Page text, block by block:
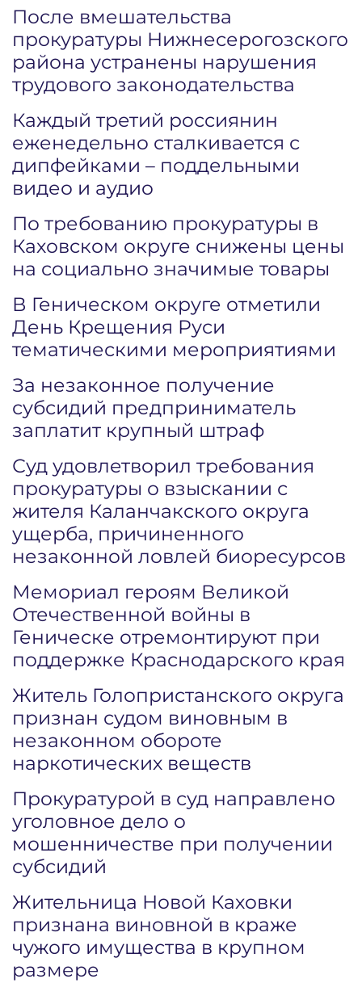
После вмешательства
прокуратуры Нижнесерогозского
района устранены нарушения
трудового законодательства
Каждый третий россиянин
еженедельно сталкивается с
дипфейками – поддельными
видео и аудио
По требованию прокуратуры в
Каховском округе снижены цены
на социально значимые товары
В Геническом округе отметили
День Крещения Руси
тематическими мероприятиями
За незаконное получение
субсидий предприниматель
заплатит крупный штраф
Суд удовлетворил требования
прокуратуры о взыскании с
жителя Каланчакского округа
ущерба, причиненного
незаконной ловлей биоресурсов
Мемориал героям Великой
Отечественной войны в
Геническе отремонтируют при
поддержке Краснодарского края
Житель Голопристанского округа
признан судом виновным в
незаконном обороте
наркотических веществ
Прокуратурой в суд направлено
уголовное дело о
мошенничестве при получении
субсидий
Жительница Новой Каховки
признана виновной в краже
чужого имущества в крупном
размере